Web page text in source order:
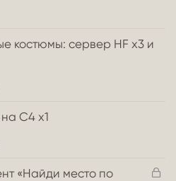
костюмы: сервер HF x3 и
С4 х1
З
«Найди место по